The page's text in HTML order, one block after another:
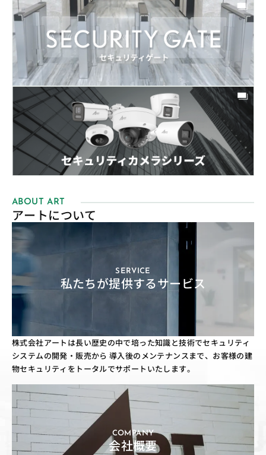
ABOUT ART
アートについて
SERVICE
私たちが提供するサービス
株式会社アートは長い歴史の中で培った知識と技術でセキュリティ
システムの開発・販売から 導入後のメンテナンスまで、お客様の建
物セキュリティをトータルでサポートいたします。
COMPANY
会社概要